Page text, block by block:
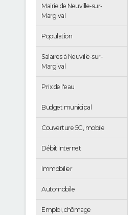
Mairie de Neuville-sur-
Margival
Population
Salaires à Neuville-sur-
Margival
Prix de l'eau
Budget municipal
Couverture 5G, mobile
Débit Internet
Immobilier
Automobile
Emploi, chômage